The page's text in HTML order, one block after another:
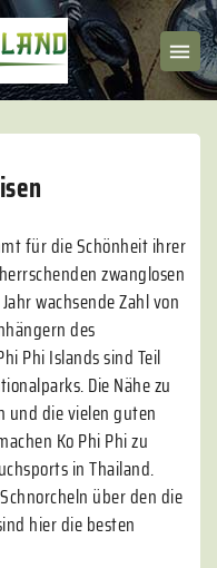
für die Schönheit ihrer
zwanglosen
wachsende Zahl von
des
Phi Islands sind Teil
Die Nähe zu
und die vielen guten
Ko Phi Phi zu
in Thailand.
über den die
hier die besten